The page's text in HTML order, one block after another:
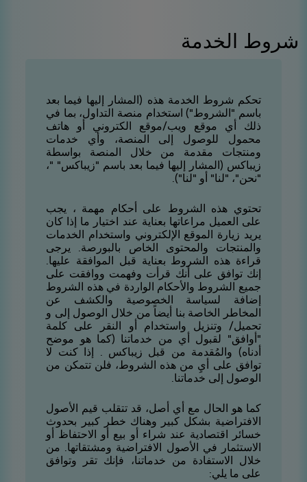
شروط الخدمة
تحكم شروط الخدمة هذه (المشار إليها فيما بعد
باسم "الشروط") استخدام منصة التداول، بما في
ذلك أي موقع ويب/موقع الكتروني أو هاتف
محمول للوصول إلى المنصة، وأي خدمات
ومنتجات مقدمة من خلال المنصة بواسطة
زيباكس (المشار إليها فيما بعد باسم "زيباكس" "،
"نحن"، "لنا" أو "لنا").
تحتوي هذه الشروط على أحكام مهمة ، يجب
على العميل مراعاتها بعناية عند اختيار ما إذا كان
يريد زيارة الموقع الإلكتروني واستخدام الخدمات
والمنتجات والمحتوى الخاص بالبورصة. يرجى
قراءة هذه الشروط بعناية قبل الموافقة عليها.
إنك توافق على أنك قرأت وفهمت ووافقت على
جميع الشروط والأحكام الواردة في هذه الشروط
إضافة لسياسة الخصوصية والكشف عن
المخاطر الخاصة بنا أيضاً من خلال الوصول إلى و
تحميل/ وتنزيل واستخدام أو النقر على كلمة
"أوافق" لقبول أي من خدماتنا (كما هو موضح
أدناه) والمُقدمة من قبل زيباكس . إذا كنت لا
توافق على أيِ من هذه الشروط، فلن تتمكن من
الوصول إلى خدماتنا.
كما هو الحال مع أي أصل، قد تتقلب قيم الأصول
الافتراضية بشكل كبير وهناك خطر كبير بحدوث
خسائر اقتصادية عند شراء أو بيع أو الاحتفاظ أو
الاستثمار في الأصول الافتراضية ومشتقاتها. من
خلال الاستفادة من خدماتنا، فإنك تقر وتوافق
على ما يلي: